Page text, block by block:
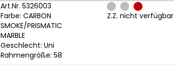
Art.Nr. 5326003
Farbe: CARBON
SMOKE/PRISMATIC
MARBLE
Geschlecht: Uni
Rahmengröße: 58
Z.Z. nicht verfügbar